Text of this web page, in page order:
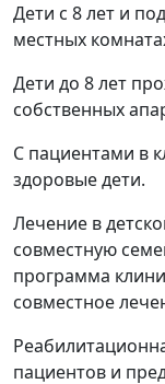
Дети с 8 лет и
местных
Дети до 8 лет
собственных
С пациентами в
здоровые дети.
Лечение в
совместную
программа
совместное
пациентов и